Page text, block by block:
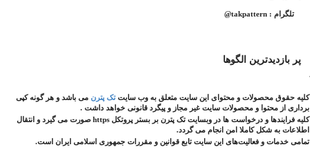
تلگرام : takpattern@
پر بازدیدترین الگوها
کليه حقوق محصولات و محتوای اين سایت متعلق به وب سایتتک پترن می باشد و هر گونه کپی
برداری از محتوا و محصولات سایت غیر مجاز و پیگرد قانونی خواهد داشت .
کلیه فرایندها و درخواست ها در وبسایت تک پترن بر بستر پروتکل https صورت می گیرد و انتقال
اطلاعات به شکل کاملا امن انجام می گردد.
تمامی خدمات و فعالیت‌های این سایت تابع قوانین و مقررات جمهوری اسلامی ایران است.